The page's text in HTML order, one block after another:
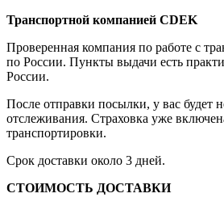
Транспортной компанией CDEK
Проверенная компания по работе с
по России. Пункты выдачи есть
России.
После отправки посылки, у вас будет
отслеживания. Страховка уже
транспортировки.
Срок доставки около 3 дней.
СТОИМОСТЬ ДОСТАВКИ